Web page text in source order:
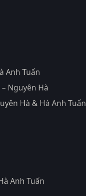
Anh Tuấn
Nguyên Hà
Hà & Hà Anh Tuấn
Anh Tuấn